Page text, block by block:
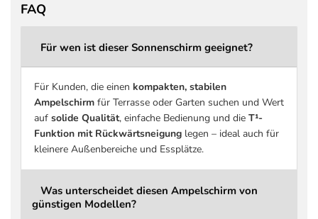
Kopffreiheit
Druckguss Aluminium,
Stoffdichte
220 g/m² Polyester
Stoffklasse
2 Basic
Beschichtung
Schmutz- und
UV-Schutz
bis zu 96 % UV-Schutz
Windbelastung
Bei aufkommendem Wind
Öffnen / Schließen
FAQ
Für wen ist dieser Sonnenschirm geeignet?
Für Kunden, die einen kompakten, stabilen
Ampelschirmfür Terrasse oder Garten suchen und Wert
auf solide Qualität, einfache Bedienung und die T¹-
Funktion mit Rückwärtsneigunglegen – ideal auch für
kleinere Außenbereiche und Essplätze.
Was unterscheidet diesen Ampelschirm von
günstigen Modellen?